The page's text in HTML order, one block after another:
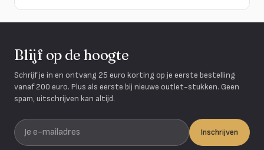
Blijf op de hoogte
Schrijf je in en ontvang 25 euro korting op je eerste bestelling
vanaf 200 euro. Plus als eerste bij nieuwe outlet-stukken. Geen
spam, uitschrijven kan altijd.
Je e-mailadres
Inschrijven